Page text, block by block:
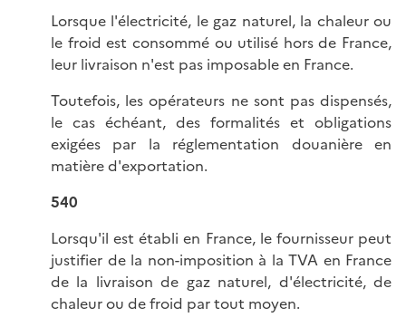
Lorsque l'électricité, le gaz naturel, la chaleur ou
le froid est consommé ou utilisé hors de France,
leur livraison n'est pas imposable en France.
Toutefois, les opérateurs ne sont pas dispensés,
le cas échéant, des formalités et obligations
exigées par la réglementation douanière en
matière d'exportation.
540
Lorsqu'il est établi en France, le fournisseur peut
justifier de la non-imposition à la TVA en France
de la livraison de gaz naturel, d'électricité, de
chaleur ou de froid par tout moyen.